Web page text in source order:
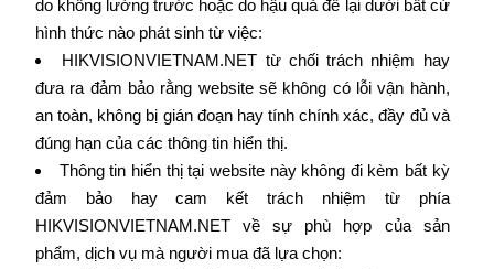
do không lường trước hoặc do hậu quả để lại dưới bất cứ
hình thức nào phát sinh từ việc:
HIKVISIONVIETNAM.NET từ chối trách nhiệm hay
đưa ra đảm bảo rằng website sẽ không có lỗi vận hành,
an toàn, không bị gián đoạn hay tính chính xác, đầy đủ và
đúng hạn của các thông tin hiển thị.
Thông tin hiển thị tại website này không đi kèm bất kỳ
đảm bảo hay cam kết trách nhiệm từ phía
HIKVISIONVIETNAM.NET về sự phù hợp của sản
phẩm, dịch vụ mà người mua đã lựa chọn: